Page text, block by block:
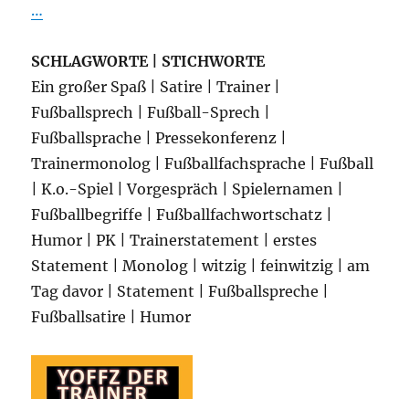
…
SCHLAGWORTE | STICHWORTE
Ein großer Spaß | Satire | Trainer |
Fußballsprech | Fußball-Sprech |
Fußballsprache | Pressekonferenz |
Trainermonolog | Fußballfachsprache | Fußball
| K.o.-Spiel | Vorgespräch | Spielernamen |
Fußballbegriffe | Fußballfachwortschatz |
Humor | PK | Trainerstatement | erstes
Statement | Monolog | witzig | feinwitzig | am
Tag davor | Statement | Fußballspreche |
Fußballsatire | Humor